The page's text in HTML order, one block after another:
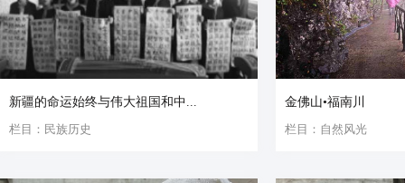
新疆的命运始终与伟大祖国和中...
栏目：民族历史
金佛山•福南川
栏目：自然风光